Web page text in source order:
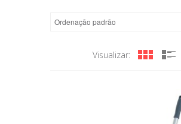
Visualizar: